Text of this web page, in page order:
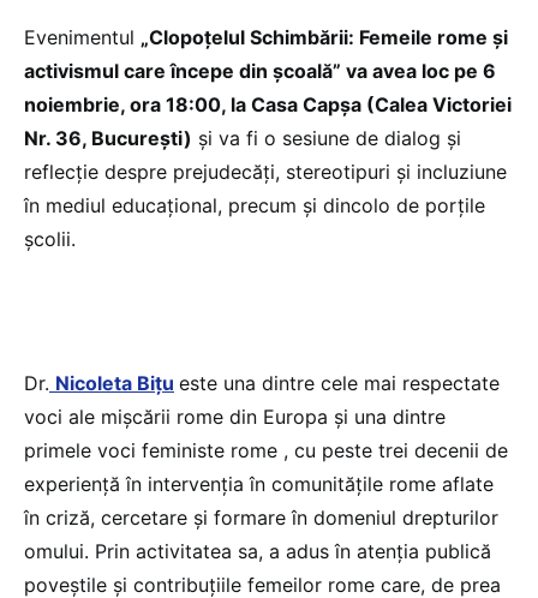
Evenimentul „Clopoțelul Schimbării: Femeile rome și
activismul care începe din școală” va avea loc pe 6
noiembrie, ora 18:00, la Casa Capșa (Calea Victoriei
Nr. 36, București) și va fi o sesiune de dialog și
reflecție despre prejudecăți, stereotipuri și incluziune
în mediul educațional, precum și dincolo de porțile
școlii.
Dr. Nicoleta Bițu este una dintre cele mai respectate
voci ale mișcării rome din Europa și una dintre
primele voci feministe rome , cu peste trei decenii de
experiență în intervenția în comunitățile rome aflate
în criză, cercetare și formare în domeniul drepturilor
omului. Prin activitatea sa, a adus în atenția publică
poveștile și contribuțiile femeilor rome care, de prea